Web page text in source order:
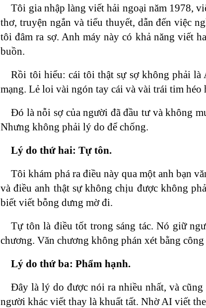
Tôi gia nhập làng viết hải ngoại năm 1978,
thơ, truyện ngắn và tiểu thuyết, dẫn đến việc
tôi đâm ra sợ. Anh máy này có khả năng viết
buồn.
Rồi tôi hiểu: cái tôi thật sự sợ không phải
mạng. Lẻ loi vài ngón tay cái và vài trái tim héo
Đó là nỗi sợ của người đã đầu tư và không
Nhưng không phải lý do để chống.
Lý do thứ hai: Tự tôn.
Tôi khám phá ra điều này qua một anh bạn
và điều anh thật sự không chịu được không
biết viết bỗng dưng mờ đi.
Tự tôn là điều tốt trong sáng tác. Nó giữ
chương. Văn chương không phán xét bằng
Lý do thứ ba: Phẩm hạnh.
Đây là lý do được nói ra nhiều nhất, và
người khác viết thay là khuất tất. Nhờ AI viết